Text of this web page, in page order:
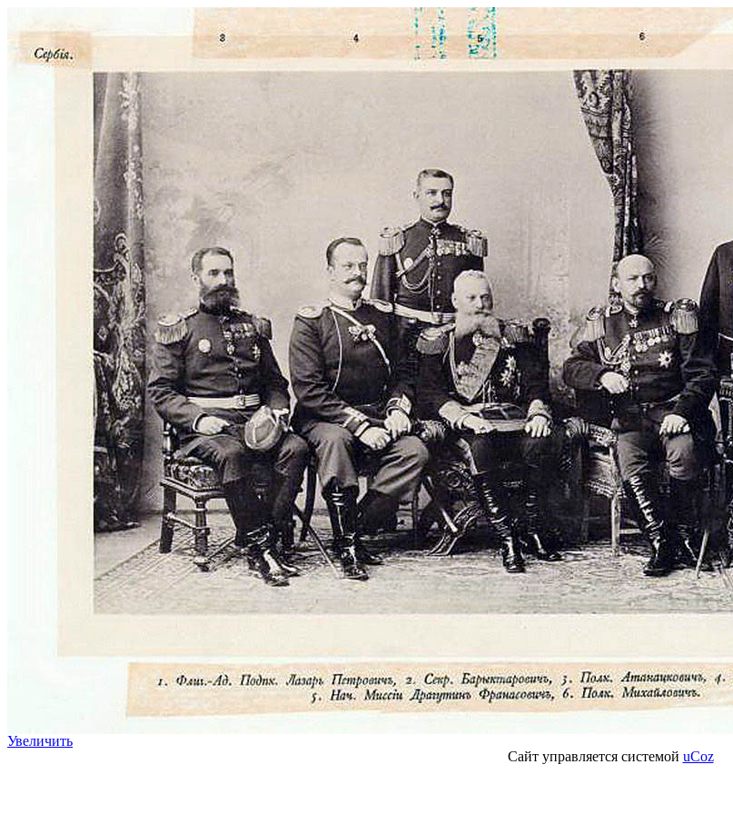
Увеличить
Сайт управляется системой uCoz